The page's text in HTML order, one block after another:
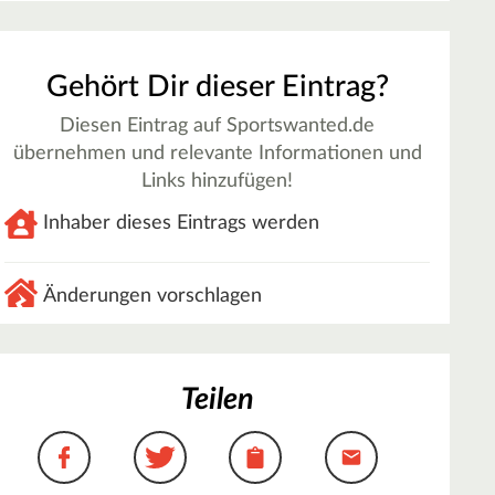
Gehört Dir dieser Eintrag?
Diesen Eintrag auf Sportswanted.de
übernehmen und relevante Informationen und
Links hinzufügen!
Inhaber dieses Eintrags werden
Änderungen vorschlagen
Teilen